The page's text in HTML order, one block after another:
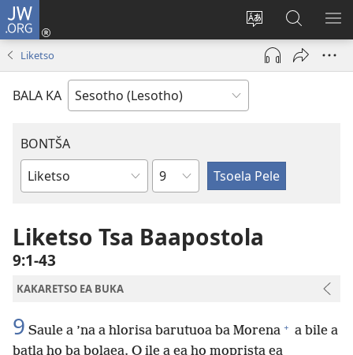
JW.ORG
Fetola
puo
Kena
(opens
window)
Batla
JW.ORG/
Liketso
BALA KA
BONTŠA
Buka
Bibele
KHaolo
Liketso Tsa Baapostola
9:1-43
KAKARETSO EA BUKA
9 Saule a ’na a hlorisa barutuoa ba Morena + a bile a
batla ho ba bolaea. O ile a ea ho moprista ea